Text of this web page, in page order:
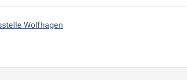
Wolfhagen